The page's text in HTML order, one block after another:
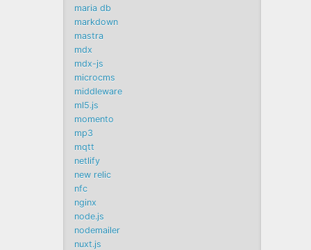
maria db
markdown
mastra
mdx
mdx-js
microcms
middleware
ml5.js
momento
mp3
mqtt
netlify
new relic
nfc
nginx
node.js
nodemailer
nuxt.js